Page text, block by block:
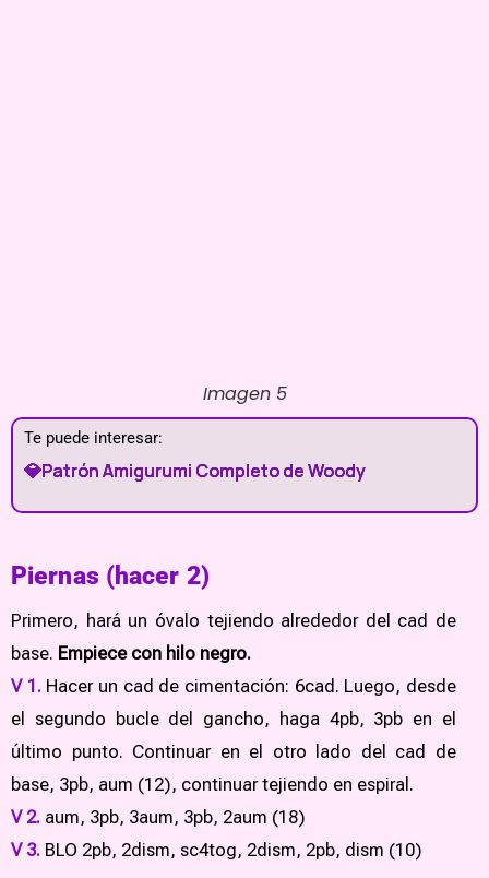
Imagen 5
Te puede interesar:
💎Patrón Amigurumi Completo de Woody
Piernas (hacer 2)
Primero, hará un óvalo tejiendo alrededor del cad de
base. Empiece con hilo negro.
V 1. Hacer un cad de cimentación: 6cad. Luego, desde
el segundo bucle del gancho, haga 4pb, 3pb en el
último punto. Continuar en el otro lado del cad de
base, 3pb, aum (12), continuar tejiendo en espiral.
V 2. aum, 3pb, 3aum, 3pb, 2aum (18)
V 3. BLO 2pb, 2dism, sc4tog, 2dism, 2pb, dism (10)